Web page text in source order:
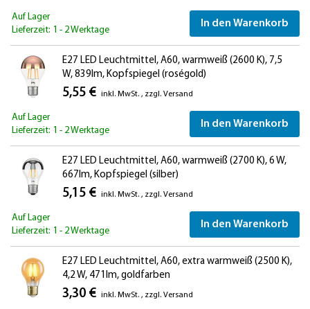
Auf Lager
Lieferzeit: 1 - 2 Werktage
In den Warenkorb
E27 LED Leuchtmittel, A60, warmweiß (2600 K), 7,5
W, 839lm, Kopfspiegel (roségold)
5,55 € inkl. MwSt. , zzgl. Versand
Auf Lager
Lieferzeit: 1 - 2 Werktage
In den Warenkorb
E27 LED Leuchtmittel, A60, warmweiß (2700 K), 6 W,
667lm, Kopfspiegel (silber)
5,15 € inkl. MwSt. , zzgl. Versand
Auf Lager
Lieferzeit: 1 - 2 Werktage
In den Warenkorb
E27 LED Leuchtmittel, A60, extra warmweiß (2500 K),
4,2 W, 471lm, goldfarben
3,30 € inkl. MwSt. , zzgl. Versand